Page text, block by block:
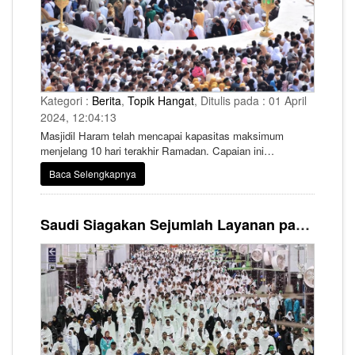
Kategori : Berita, Topik Hangat, Ditulis pada : 01 April
2024, 12:04:13
Masjidil Haram telah mencapai kapasitas maksimum
menjelang 10 hari terakhir Ramadan. Capaian ini
merupakan pertama kalinya sejak pandemi COVID-19.
Baca Selengkapnya
Saudi Siagakan Sejumlah Layanan pada Puncak Umrah di 10 hari Terakhir Ramadhan